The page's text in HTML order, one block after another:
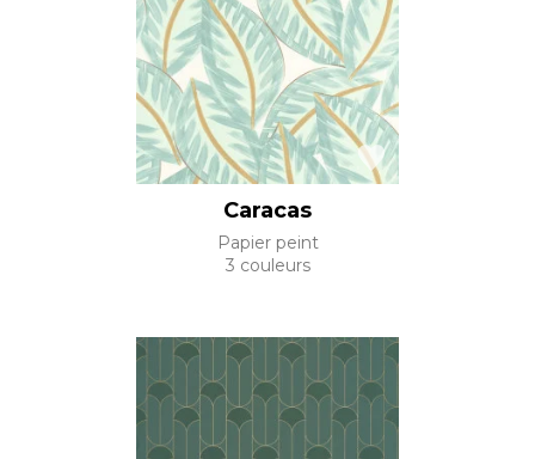
Caracas
Papier peint
3 couleurs